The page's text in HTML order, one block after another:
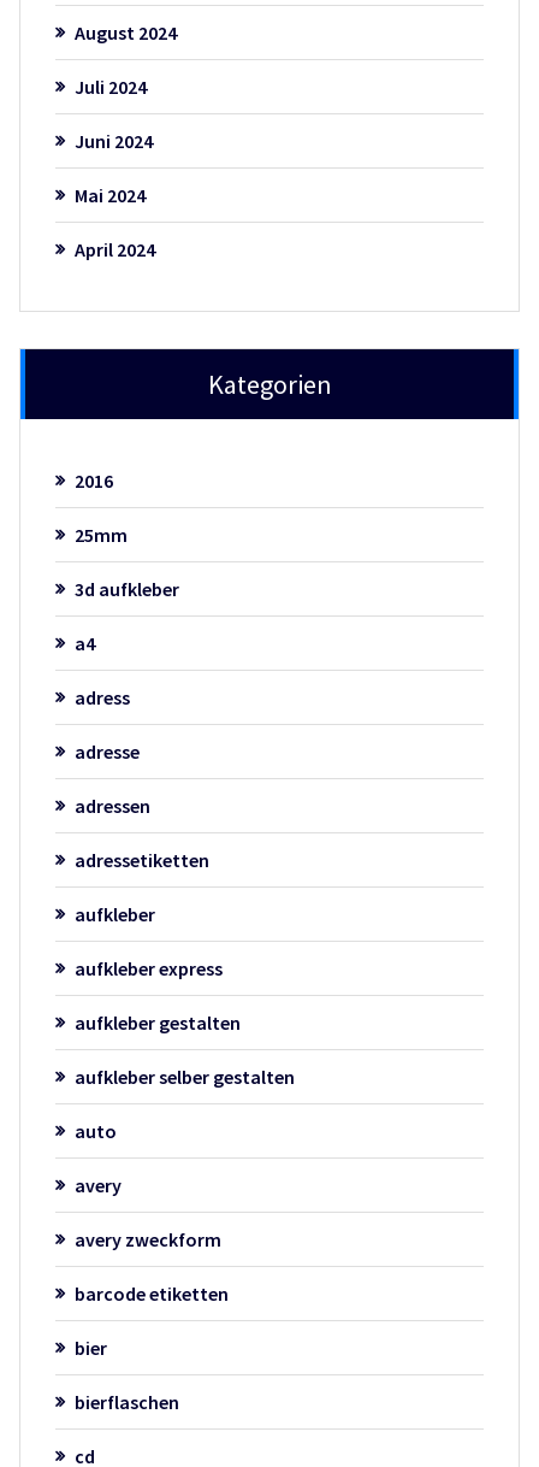
August 2024
Juli 2024
Juni 2024
Mai 2024
April 2024
Kategorien
2016
25mm
3d aufkleber
a4
adress
adresse
adressen
adressetiketten
aufkleber
aufkleber express
aufkleber gestalten
aufkleber selber gestalten
auto
avery
avery zweckform
barcode etiketten
bier
bierflaschen
cd